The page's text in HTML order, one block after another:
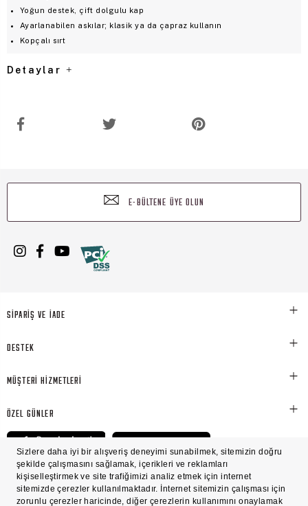
Yoğun destek, çift dolgulu kap
Ayarlanabilen askılar; klasik ya da çapraz kullanın
Kopçalı sırt
Detaylar
E-BÜLTENE ÜYE OLUN
SİPARİŞ VE İADE
DESTEK
MÜŞTERİ HİZMETLERİ
ÖZEL GÜNLER
© Victoria's Secret Shaya Mağazacılık A.Ş. Franchise lisansı aracılığıyla işletilen ticari
markasıdır. Her hakkı saklıdır.